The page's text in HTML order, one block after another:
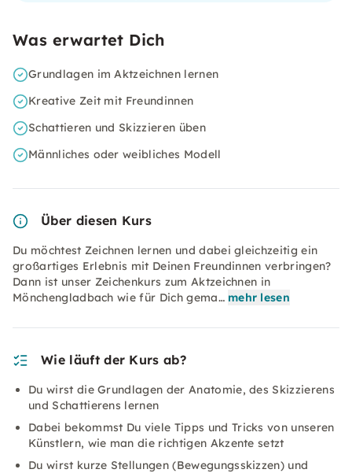
Was erwartet Dich
Grundlagen im Aktzeichnen lernen
Kreative Zeit mit Freundinnen
Schattieren und Skizzieren üben
Männliches oder weibliches Modell
Über diesen Kurs
Du möchtest Zeichnen lernen und dabei gleichzeitig ein
großartiges Erlebnis mit Deinen Freundinnen verbringen?
Dann ist unser Zeichenkurs zum Aktzeichnen in
Mönchengladbach wie für Dich gema… mehr lesen
Wie läuft der Kurs ab?
Du wirst die Grundlagen der Anatomie, des Skizzierens
und Schattierens lernen
Dabei bekommst Du viele Tipps und Tricks von unseren
Künstlern, wie man die richtigen Akzente setzt
Du wirst kurze Stellungen (Bewegungsskizzen) und